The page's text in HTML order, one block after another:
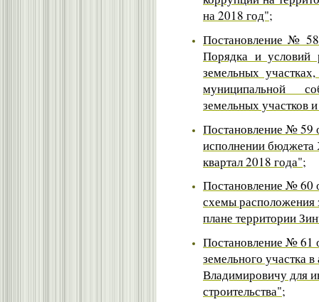
на 2018 год";
Постановление №
Порядка и условий
земельных
муниципальной
земельных участков
Постановление № 59
исполнении бюджета
квартал 2018 года";
Постановление № 60
схемы расположения
плане территории
Постановление № 61
земельного участка
Владимировичу для
строительства";